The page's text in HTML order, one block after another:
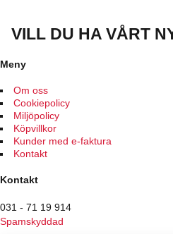
flera
produktsidan
VILL DU HA VÅRT
Meny
Om oss
Cookiepolicy
Miljöpolicy
Köpvillkor
Kunder med e-faktura
Kontakt
Kontakt
031 - 71 19 914
Spamskyddad